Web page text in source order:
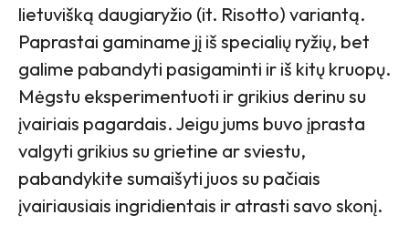
lietuvišką daugiaryžio (it. Risotto) variantą.
Paprastai gaminame jį iš specialių ryžių, bet
galime pabandyti pasigaminti ir iš kitų kruopų.
Mėgstu eksperimentuoti ir grikius derinu su
įvairiais pagardais. Jeigu jums buvo įprasta
valgyti grikius su grietine ar sviestu,
pabandykite sumaišyti juos su pačiais
įvairiausiais ingridientais ir atrasti savo skonį.